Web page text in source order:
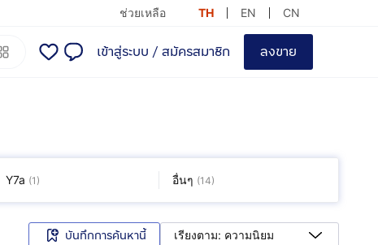
ช่วยเหลือ TH EN CN
เข้าสู่ระบบ / สมัครสมาชิก ลงขาย
Y7a (1 ) อื่นๆ (14)
บันทึกการค้นหานี้ เรียงตาม: ความนิยม